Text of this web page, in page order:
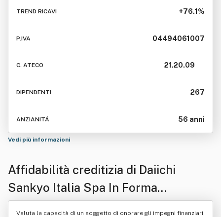
TREND RICAVI +76.1%
P.IVA 04494061007
C. ATECO 21.20.09
DIPENDENTI 267
ANZIANITÁ 56 anni
Vedi più informazioni
Affidabilità creditizia di Daiichi
Sankyo Italia Spa In Forma
Abbreviata Daiichi Sankyo Italia Spa
Valuta la capacità di un soggetto di onorare gli impegni finanziari,